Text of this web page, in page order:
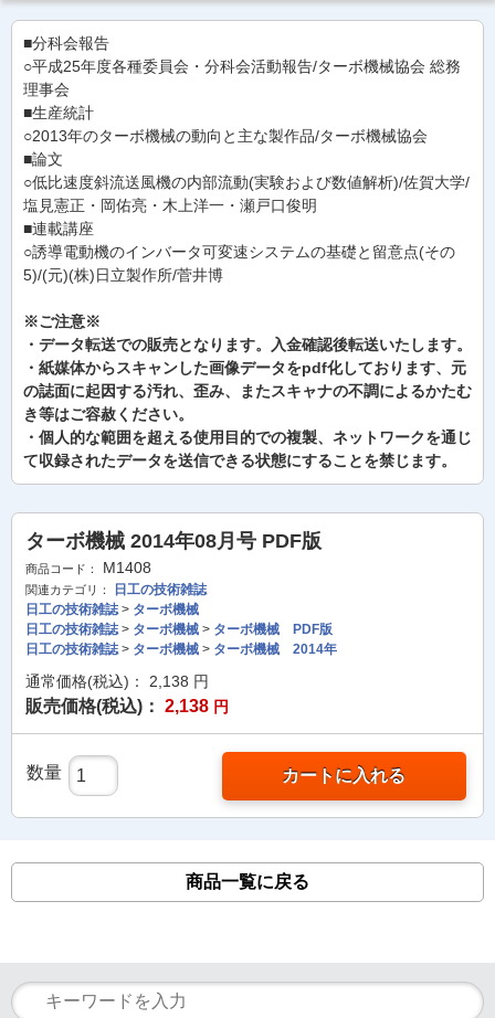
■分科会報告
○平成25年度各種委員会・分科会活動報告/ターボ機械協会 総務
理事会
■生産統計
○2013年のターボ機械の動向と主な製作品/ターボ機械協会
■論文
○低比速度斜流送風機の内部流動(実験および数値解析)/佐賀大学/
塩見憲正・岡佑亮・木上洋一・瀬戸口俊明
■連載講座
○誘導電動機のインバータ可変速システムの基礎と留意点(その
5)/(元)(株)日立製作所/菅井博
※ご注意※
・データ転送での販売となります。入金確認後転送いたします。
・紙媒体からスキャンした画像データをpdf化しております、元
の誌面に起因する汚れ、歪み、またスキャナの不調によるかたむ
き等はご容赦ください。
・個人的な範囲を超える使用目的での複製、ネットワークを通じ
て収録されたデータを送信できる状態にすることを禁じます。
ターボ機械 2014年08月号 PDF版
商品コード： M1408
関連カテゴリ：
日工の技術雑誌
日工の技術雑誌> ターボ機械
日工の技術雑誌> ターボ機械 > ターボ機械 PDF版
日工の技術雑誌> ターボ機械 > ターボ機械 2014年
通常価格(税込)： 2,138 円
販売価格(税込)： 2,138 円
数量 カートに入れる
商品一覧に戻る